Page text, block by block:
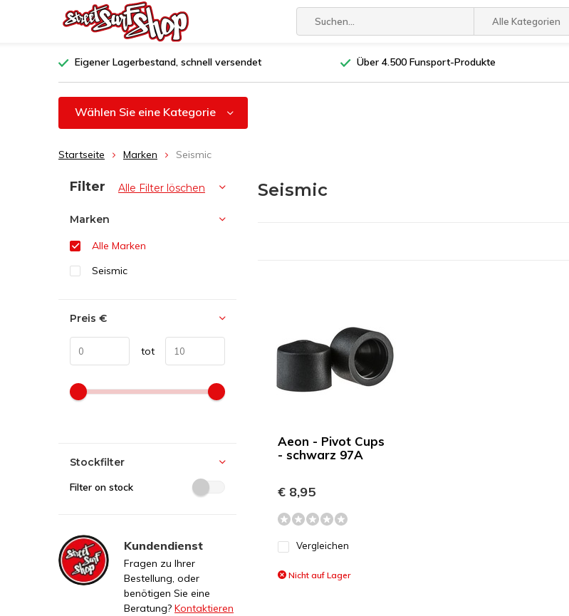
Alle Kategorien
Eigener Lagerbestand, schnell versendet Über 4.500 Funsport-Produkte
Wählen Sie eine Kategorie
Startseite Marken Seismic
Seismic
Aeon - Pivot Cups
- schwarz 97A
€ 8,95
Vergleichen
Nicht auf Lager
Sortieren nach:
Filter Alle Filter löschen
Marken
Alle Marken
Seismic
Preis €
tot
Stockfilter
Filter on stock
Kundendienst
Fragen zu Ihrer
Bestellung, oder
benötigen Sie eine
Beratung? Kontaktieren